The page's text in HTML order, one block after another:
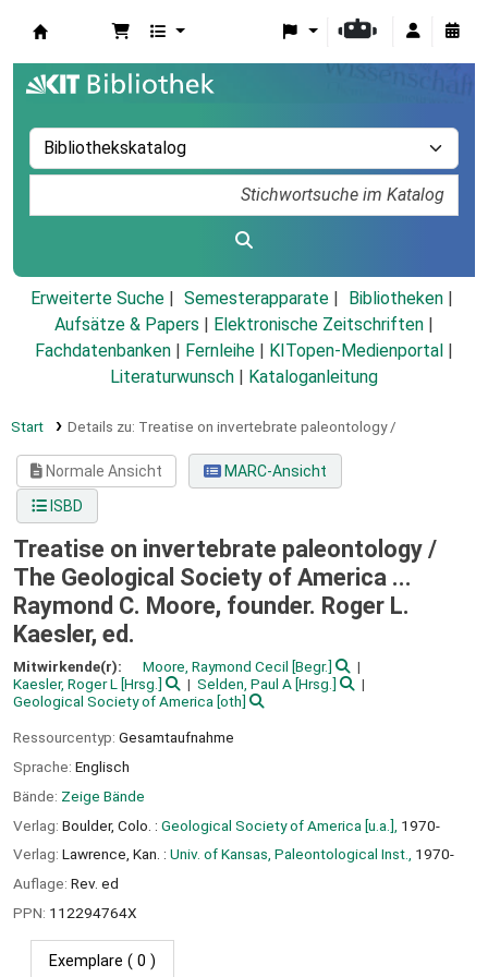
Erweiterte Suche Semesterapparate
Bibliotheken
Aufsätze & Papers
Elektronische Zeitschriften
Fachdatenbanken
Fernleihe KITopen-Medienportal
Literaturwunsch
Kataloganleitung
Start Details zu: Treatise on invertebrate paleontology /
Normale Ansicht
MARC-Ansicht
ISBD
Treatise on invertebrate paleontology /
The Geological Society of America ...
Raymond C. Moore, founder. Roger L.
Kaesler, ed.
Mitwirkende(r): Moore, Raymond Cecil [Begr.]
Kaesler, Roger L [Hrsg.] Selden, Paul A[Hrsg.]
Geological Society of America [oth]
Ressourcentyp: Gesamtaufnahme
Sprache: Englisch
Bände: Zeige Bände
Verlag: Boulder, Colo. : Geological Society of America [u.a.], 1970-
Verlag: Lawrence, Kan. : Univ. of Kansas, Paleontological Inst., 1970-
Auflage: Rev. ed
PPN: 112294764X
Exemplare ( 0 )